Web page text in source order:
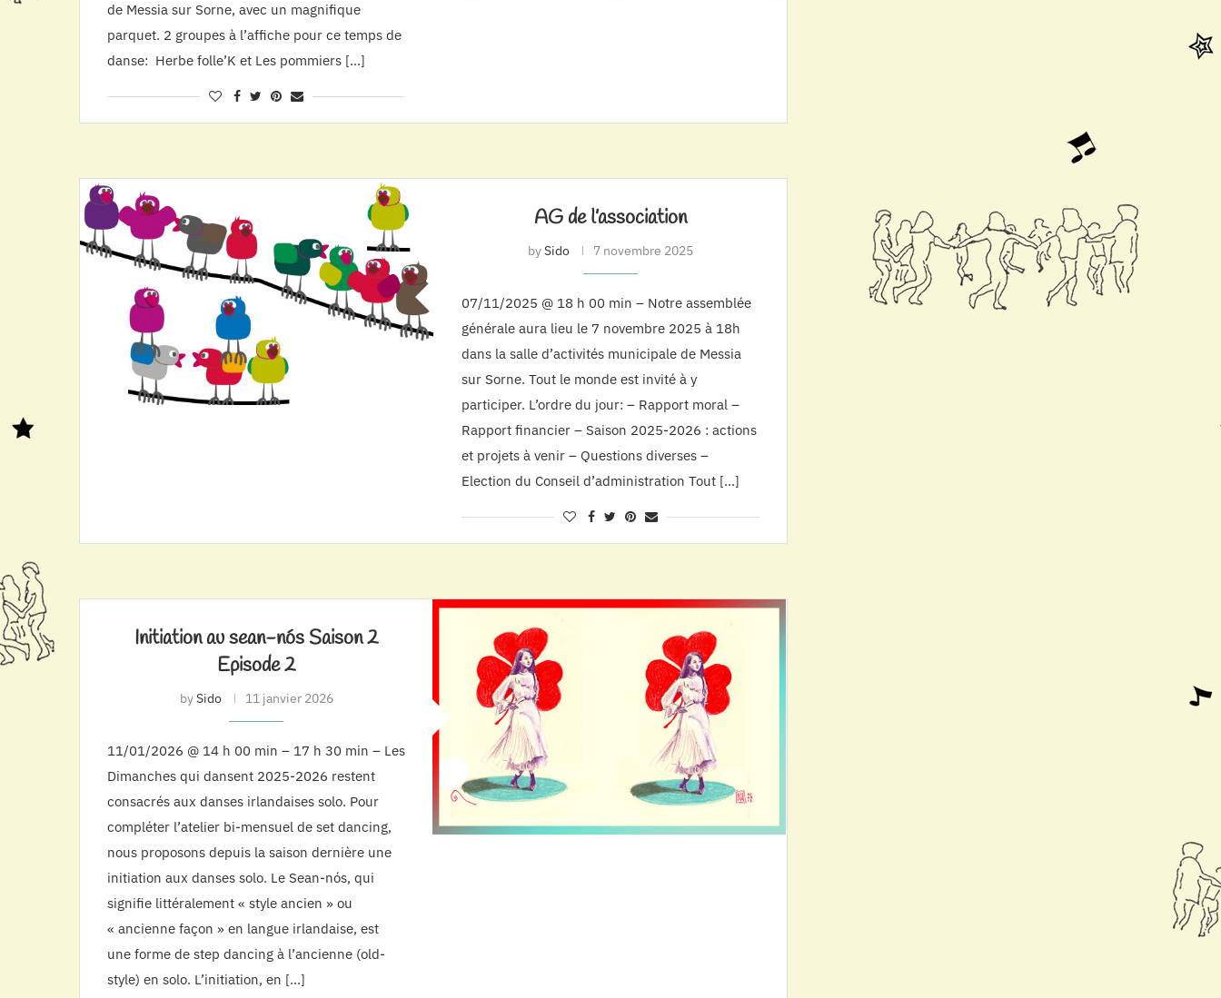
de Messia sur Sorne, avec un magnifique
parquet. 2 groupes à l’affiche pour ce temps de
danse: Herbe folle’K et Les pommiers […]
AG de l’association
bySido 7 novembre 2025
07/11/2025 @ 18 h 00 min – Notre assemblée
générale aura lieu le 7 novembre 2025 à 18h
dans la salle d’activités municipale de Messia
sur Sorne. Tout le monde est invité à y
participer. L’ordre du jour: – Rapport moral –
Rapport financier – Saison 2025-2026 : actions
et projets à venir – Questions diverses –
Election du Conseil d’administration Tout […]
Initiation au sean-nós Saison 2
Episode 2
bySido 11 janvier 2026
11/01/2026 @ 14 h 00 min – 17 h 30 min – Les
Dimanches qui dansent 2025-2026 restent
consacrés aux danses irlandaises solo. Pour
compléter l’atelier bi-mensuel de set dancing,
nous proposons depuis la saison dernière une
initiation aux danses solo. Le Sean-nós, qui
signifie littéralement « style ancien » ou
« ancienne façon » en langue irlandaise, est
une forme de step dancing à l’ancienne (old-
style) en solo. L’initiation, en […]